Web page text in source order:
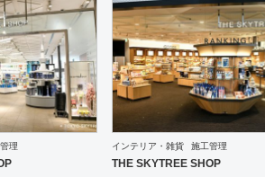
スペース 医院・クリニック 薬局 スポーツ・ジム
理 インテリア・雑貨 施工管理
THE SKYTREE SHOP